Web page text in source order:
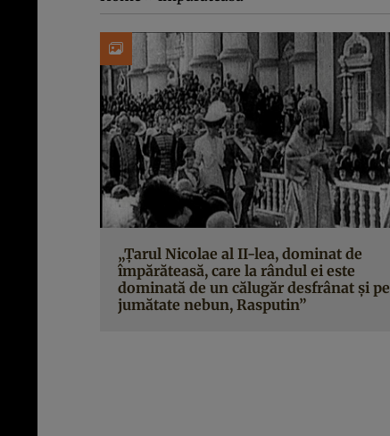
„Țarul Nicolae al II-lea, dominat de
împărăteasă, care la rândul ei este
dominată de un călugăr desfrânat şi pe
jumătate nebun, Rasputin”